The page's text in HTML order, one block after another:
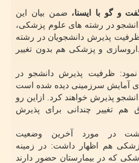
و گو با ایسنا، ضمن بیان این
در رشته های علوم پزشکی،
پذیرش دانشجویان در رشته
و پزشکی هم بدون تغییر
ظرفیت پذیرش دانشجو در
آمایش سرزمینی دیده شده است
پذیرش خواهند کرد. ازاین رو
تغییر چندانی برای پذیرش
در مورد آخرین وضعیت
هم اظهار داشت: در زمینه
که در بیمارستان حضور دارند